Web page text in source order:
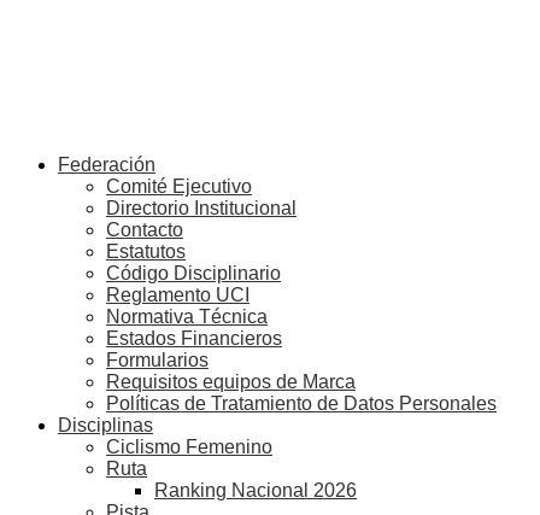
Federación
Comité Ejecutivo
Directorio Institucional
Contacto
Estatutos
Código Disciplinario
Reglamento UCI
Normativa Técnica
Estados Financieros
Formularios
Requisitos equipos de Marca
Políticas de Tratamiento de Datos Personales
Disciplinas
Ciclismo Femenino
Ruta
Ranking Nacional 2026